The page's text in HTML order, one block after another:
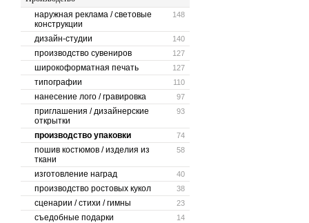
148
наружная реклама / световые
конструкции
140
дизайн-студии
127
производство сувениров
127
широкоформатная печать
110
типографии
97
нанесение лого / гравировка
93
приглашения / дизайнерские
открытки
74
производство упаковки
58
пошив костюмов / изделия из
ткани
40
изготовление наград
38
производство ростовых кукол
23
сценарии / стихи / гимны
14
съедобные подарки